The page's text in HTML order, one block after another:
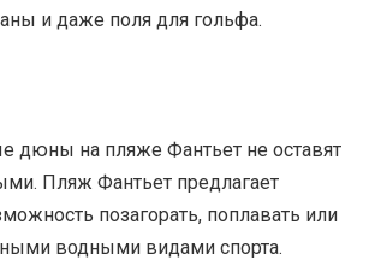
и даже поля для гольфа.
дюны на пляже Фантьет не оставят
Пляж Фантьет предлагает
позагорать, поплавать или
водными видами спорта.